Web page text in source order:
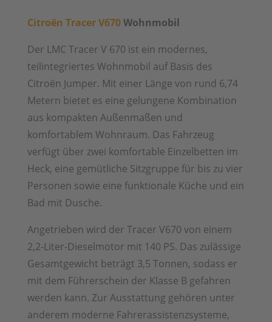
Citroën Tracer V670Wohnmobil
Der LMC Tracer V 670 ist ein modernes,
teilintegriertes Wohnmobil auf Basis des
Citroën Jumper. Mit einer Länge von rund 6,74
Metern bietet es eine gelungene Kombination
aus kompakten Außenmaßen und
komfortablem Wohnraum. Das Fahrzeug
verfügt über zwei komfortable Einzelbetten im
Heck, eine gemütliche Sitzgruppe für bis zu vier
Personen sowie eine funktionale Küche und ein
Bad mit Dusche.
Angetrieben wird der Tracer V670 von einem
2,2-Liter-Dieselmotor mit 140 PS. Das zulässige
Gesamtgewicht beträgt 3,5 Tonnen, sodass er
mit dem Führerschein der Klasse B gefahren
werden kann. Zur Ausstattung gehören unter
anderem moderne Fahrerassistenzsysteme,